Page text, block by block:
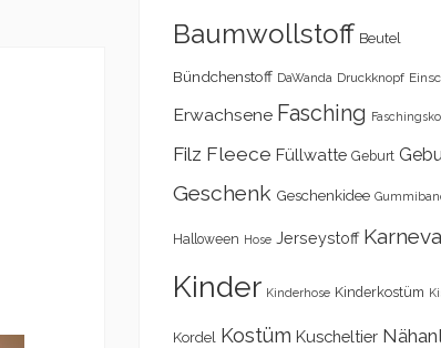
Baumwollstoff Beutel
Bündchenstoff DaWanda Druckknopf
Erwachsene Fasching
Filz Fleece Füllwatte Geburt
Geschenk Geschenkidee
Halloween Hose Jerseystoff
Kinder Kinderhose Kinderkostüm
Kordel Kostüm Kuscheltier